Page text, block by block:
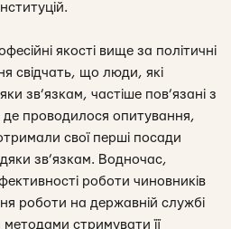
якості вище за політичні
свідчать, що люди, які
зв’язкам, частіше пов’язані з
де проводилося опитування,
свої перші посади
зв’язкам. Водночас,
роботи чиновників
роботи на державній службі
стримувати її